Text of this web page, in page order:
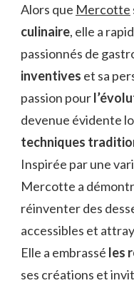
Alors que Mercotte
culinaire, elle a
passionnés de
inventives et sa
passion pour
devenue évidente
techniques
Inspirée par une
Mercotte a
réinventer des
accessibles et
Elle a embrassé les
ses créations et